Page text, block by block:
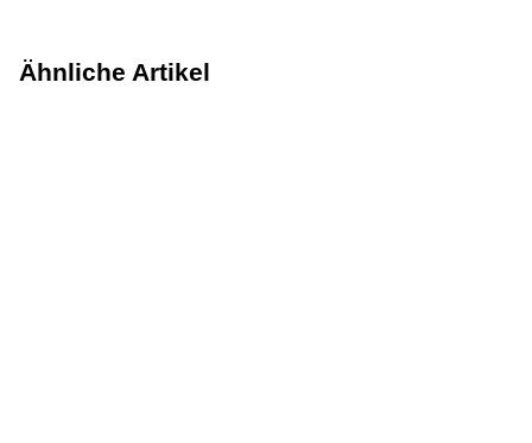
Ähnliche Artikel